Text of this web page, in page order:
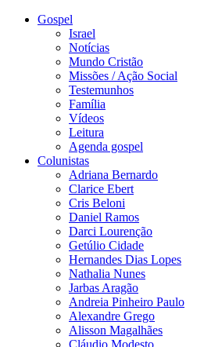
Gospel
Israel
Notícias
Mundo Cristão
Missões / Ação Social
Testemunhos
Família
Vídeos
Leitura
Agenda gospel
Colunistas
Adriana Bernardo
Clarice Ebert
Cris Beloni
Daniel Ramos
Darci Lourenção
Getúlio Cidade
Hernandes Dias Lopes
Nathalia Nunes
Jarbas Aragão
Andreia Pinheiro Paulo
Alexandre Grego
Alisson Magalhães
Cláudio Modesto